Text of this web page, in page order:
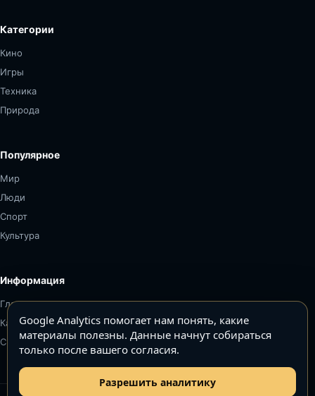
Категории
Кино
Игры
Техника
Природа
Популярное
Мир
Люди
Спорт
Культура
Информация
Главная
Карта сайта
Связаться
Google Analytics помогает нам понять, какие
материалы полезны. Данные начнут собираться
только после вашего согласия.
Разрешить аналитику